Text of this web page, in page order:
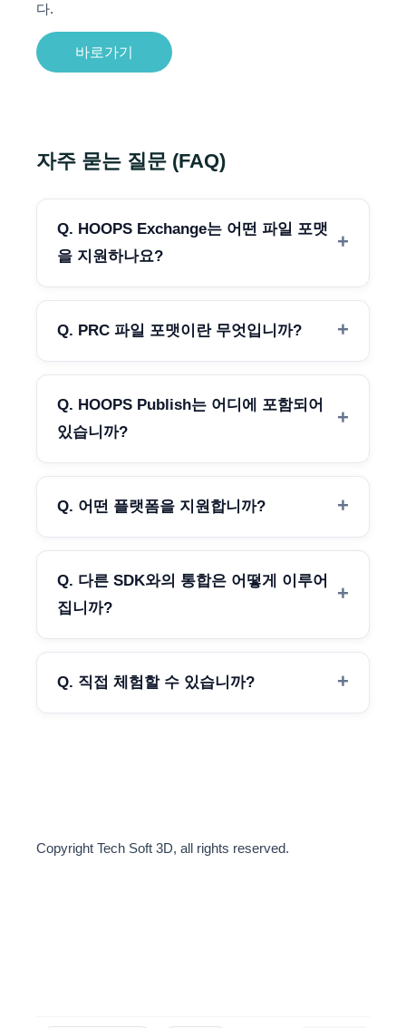
다.
바로가기
자주 묻는 질문 (FAQ)
Q. HOOPS Exchange는 어떤 파일 포맷
을 지원하나요?
Q. PRC 파일 포맷이란 무엇입니까?
Q. HOOPS Publish는 어디에 포함되어
있습니까?
Q. 어떤 플랫폼을 지원합니까?
Q. 다른 SDK와의 통합은 어떻게 이루어
집니까?
Q. 직접 체험할 수 있습니까?
Copyright Tech Soft 3D, all rights reserved.